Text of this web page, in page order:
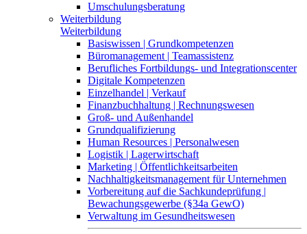
Umschulungsberatung
Weiterbildung
Weiterbildung
Basiswissen | Grundkompetenzen
Büromanagement | Teamassistenz
Berufliches Fortbildungs- und Integrationscenter
Digitale Kompetenzen
Einzelhandel | Verkauf
Finanzbuchhaltung | Rechnungswesen
Groß- und Außenhandel
Grundqualifizierung
Human Resources | Personalwesen
Logistik | Lagerwirtschaft
Marketing | Öffentlichkeitsarbeiten
Nachhaltigkeitsmanagement für Unternehmen
Vorbereitung auf die Sachkundeprüfung |
Bewachungsgewerbe (§34a GewO)
Verwaltung im Gesundheitswesen